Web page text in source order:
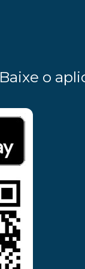
Baixe o